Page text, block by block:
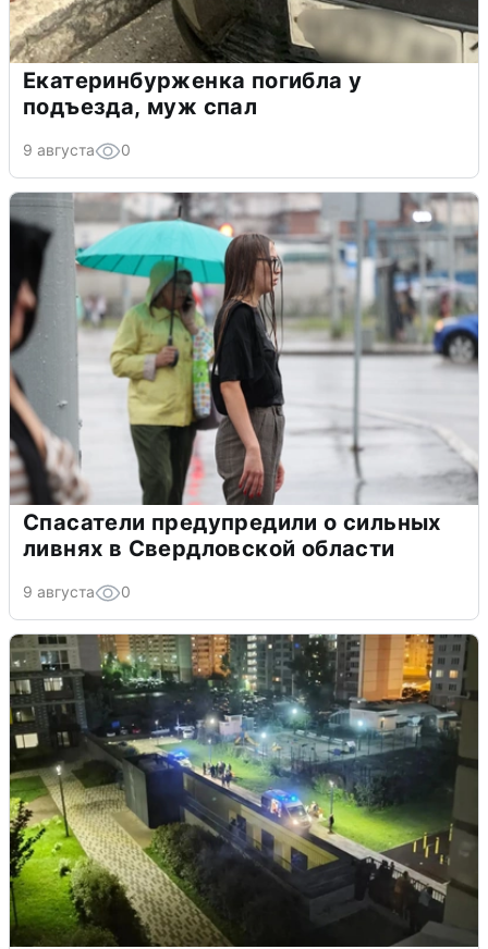
Екатеринбурженка погибла у
подъезда, муж спал
9 августа 0
Спасатели предупредили о сильных
ливнях в Свердловской области
9 августа 0